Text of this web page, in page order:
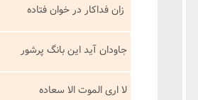
زان فداکار در خوان فتاده
جاودان آید این بانگ پرشور
لا اری الموت الا سعاده